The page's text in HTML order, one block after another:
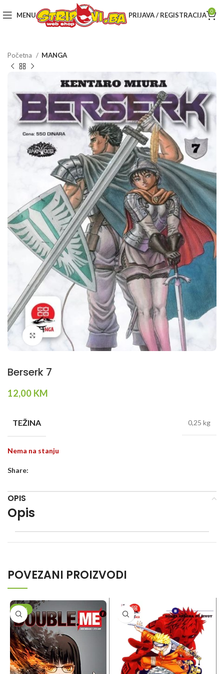
MENU PRIJAVA / REGISTRACIJA 0
Početna MANGA
Klikni da povečaš
Berserk 7
12,00 KM
TEŽINA 0,25 kg
Nema na stanju
Share:
OPIS
Opis
POVEZANI PROIZVODI
-20%